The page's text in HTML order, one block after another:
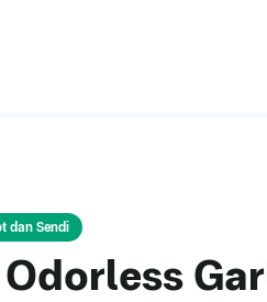
dan Sendi